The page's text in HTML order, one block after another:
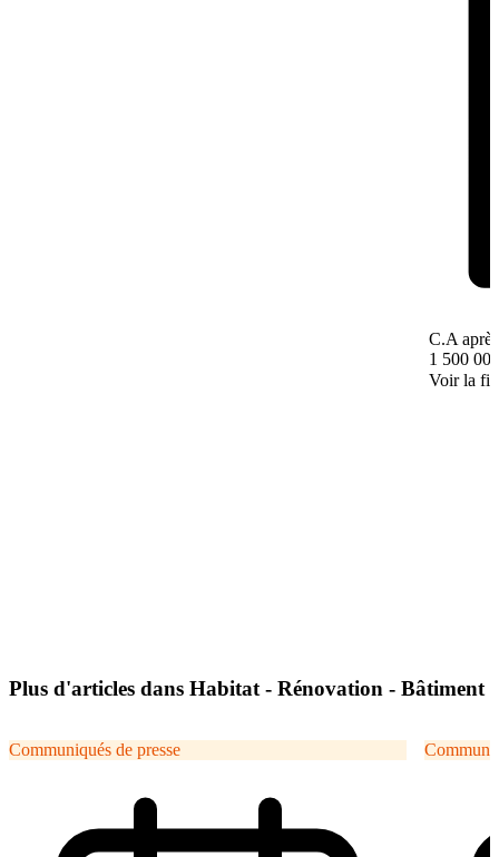
C.A
1 500
Voir la
Plus d'articles dans Habitat - Rénovation - Bâtiment
Communiqués de presse